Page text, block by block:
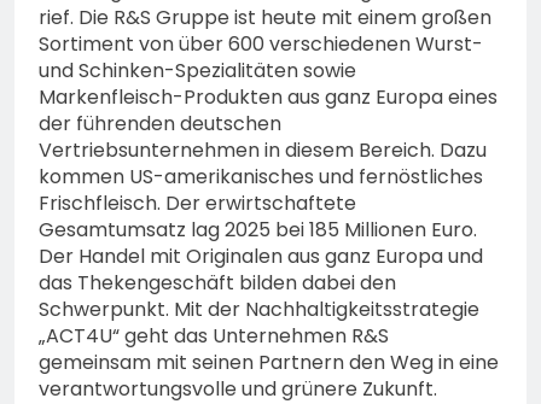
rief. Die R&S Gruppe ist heute mit einem großen
Sortiment von über 600 verschiedenen Wurst-
und Schinken-Spezialitäten sowie
Markenfleisch-Produkten aus ganz Europa eines
der führenden deutschen
Vertriebsunternehmen in diesem Bereich. Dazu
kommen US-amerikanisches und fernöstliches
Frischfleisch. Der erwirtschaftete
Gesamtumsatz lag 2025 bei 185 Millionen Euro.
Der Handel mit Originalen aus ganz Europa und
das Thekengeschäft bilden dabei den
Schwerpunkt. Mit der Nachhaltigkeitsstrategie
„ACT4U“ geht das Unternehmen R&S
gemeinsam mit seinen Partnern den Weg in eine
verantwortungsvolle und grünere Zukunft.